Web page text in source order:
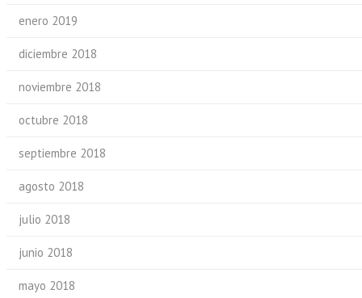
enero 2019
diciembre 2018
noviembre 2018
octubre 2018
septiembre 2018
agosto 2018
julio 2018
junio 2018
mayo 2018